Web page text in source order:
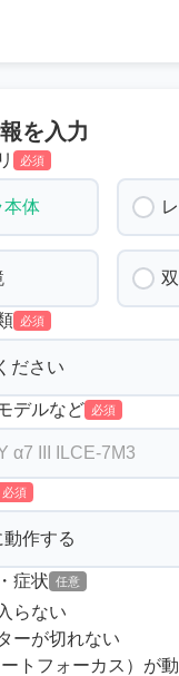
を入力
必須
本体
必須
デルなど 必須
必須
動作する
症状 任意
らない
ーが切れない
トフォーカス）が